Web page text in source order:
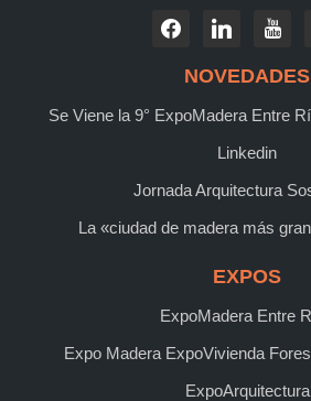
NOVEDADES
Se Viene la 9° ExpoMadera Entre
Linkedin
Jornada Arquitectura
La «ciudad de madera más
EXPOS
ExpoMadera Entre
Expo Madera ExpoVivienda
ExpoArquitectura